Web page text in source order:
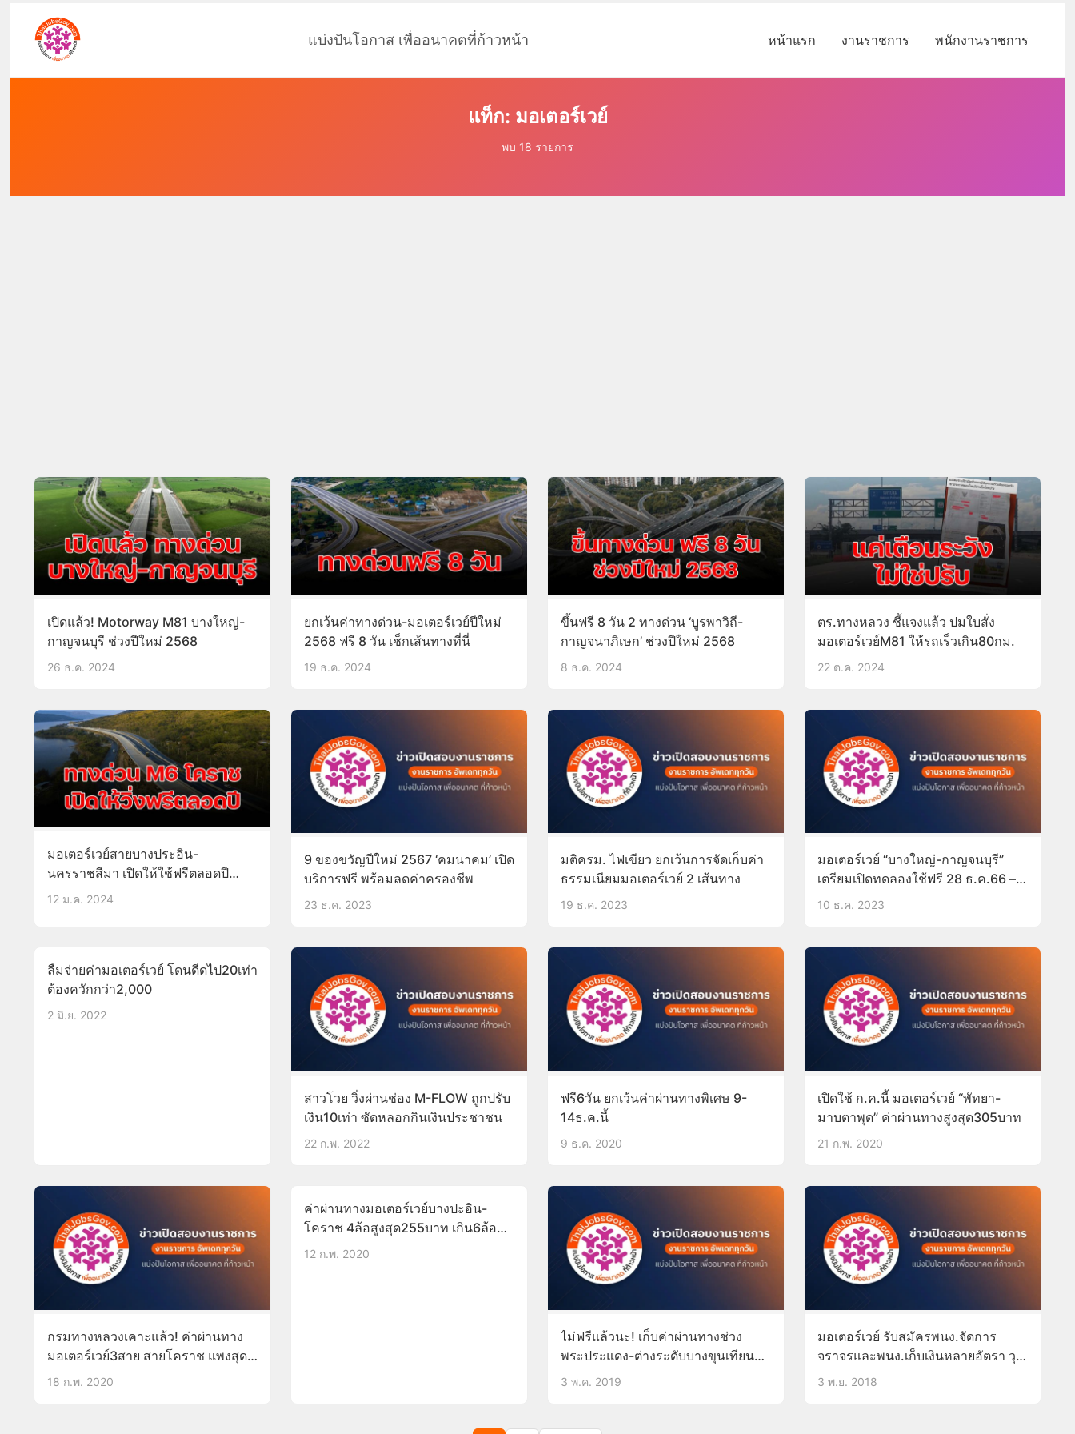
แบ่งปันโอกาส เพื่ออนาคตที่ก้าวหน้า หน้าแรก งานราชการ พนักงานราชการ
แท็ก: มอเตอร์เวย์
พบ 18 รายการ
เปิดแล้ว! Motorway M81 บางใหญ่-
กาญจนบุรี ช่วงปีใหม่ 2568
26 ธ.ค. 2024
ยกเว้นค่าทางด่วน-มอเตอร์เวย์ปีใหม่
2568 ฟรี 8 วัน เช็กเส้นทางที่นี่
19 ธ.ค. 2024
ขึ้นฟรี 8 วัน 2 ทางด่วน ‘บูรพาวิถี-
กาญจนาภิเษก’ ช่วงปีใหม่ 2568
8 ธ.ค. 2024
ตร.ทางหลวง ชี้แจงแล้ว ปมใบสั่ง
มอเตอร์เวย์M81 ให้รถเร็วเกิน80กม.
22 ต.ค. 2024
มอเตอร์เวย์สายบางประอิน-
นครราชสีมา เปิดให้ใช้ฟรีตลอดปี
2567 เก็บค่าผ่านทางปี 2568
12 ม.ค. 2024
9 ของขวัญปีใหม่ 2567 ‘คมนาคม’ เปิด
บริการฟรี พร้อมลดค่าครองชีพ
23 ธ.ค. 2023
มติครม. ไฟเขียว ยกเว้นการจัดเก็บค่า
ธรรมเนียมมอเตอร์เวย์ 2 เส้นทาง
19 ธ.ค. 2023
มอเตอร์เวย์ “บางใหญ่-กาญจนบุรี”
เตรียมเปิดทดลองใช้ฟรี 28 ธ.ค.66 – 3
ม.ค.67
10 ธ.ค. 2023
ลืมจ่ายค่ามอเตอร์เวย์ โดนดีดไป20เท่า
ต้องควักกว่า2,000
2 มิ.ย. 2022
สาวโวย วิ่งผ่านช่อง M-FLOW ถูกปรับ
เงิน10เท่า ซัดหลอกกินเงินประชาชน
22 ก.พ. 2022
ฟรี6วัน ยกเว้นค่าผ่านทางพิเศษ 9-
14ธ.ค.นี้
9 ธ.ค. 2020
เปิดใช้ ก.ค.นี้ มอเตอร์เวย์ “พัทยา-
มาบตาพุด” ค่าผ่านทางสูงสุด305บาท
21 ก.พ. 2020
กรมทางหลวงเคาะแล้ว! ค่าผ่านทาง
มอเตอร์เวย์3สาย สายโคราช แพงสุด
ทะลุ550
18 ก.พ. 2020
ค่าผ่านทางมอเตอร์เวย์บางปะอิน-
โคราช 4ล้อสูงสุด255บาท เกิน6ล้อ
สูงสุด587บาท
12 ก.พ. 2020
ไม่ฟรีแล้วนะ! เก็บค่าผ่านทางช่วง
พระประแดง-ต่างระดับบางขุนเทียน
เริ่ม20พ.ค.นี้
3 พ.ค. 2019
มอเตอร์เวย์ รับสมัครพนง.จัดการ
จราจรและพนง.เก็บเงินหลายอัตรา วุฒิ
ม.3 ขึ้นไป บัดนี้-30พ.ย.61
3 พ.ย. 2018